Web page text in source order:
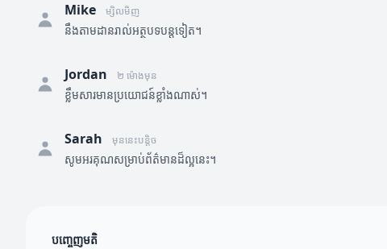
Mike ម្សិលមិញ
នឹងតាមដានរាល់អត្ថបទបន្តទៀត។
Jordan ២ ម៉ោងមុន
ខ្លឹមសារមានប្រយោជន៍ខ្លាំងណាស់។
Sarah មុននេះបន្តិច
សូមអរគុណសម្រាប់ព័ត៌មានដ៏ល្អនេះ។
បញ្ចេញមតិ